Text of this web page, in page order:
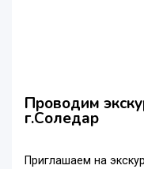
Проводим
г.Соледар
Приглашаем на